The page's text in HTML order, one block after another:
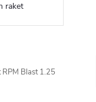
raket
Blast 1.25